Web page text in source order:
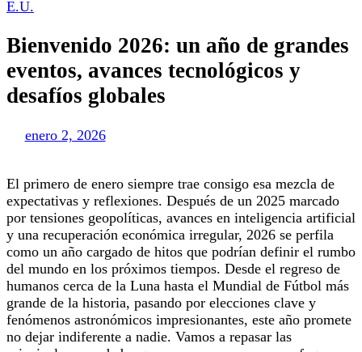
E.U.
Bienvenido 2026: un año de grandes
eventos, avances tecnológicos y
desafíos globales
enero 2, 2026
El primero de enero siempre trae consigo esa mezcla de
expectativas y reflexiones. Después de un 2025 marcado
por tensiones geopolíticas, avances en inteligencia artificial
y una recuperación económica irregular, 2026 se perfila
como un año cargado de hitos que podrían definir el rumbo
del mundo en los próximos tiempos. Desde el regreso de
humanos cerca de la Luna hasta el Mundial de Fútbol más
grande de la historia, pasando por elecciones clave y
fenómenos astronómicos impresionantes, este año promete
no dejar indiferente a nadie. Vamos a repasar las